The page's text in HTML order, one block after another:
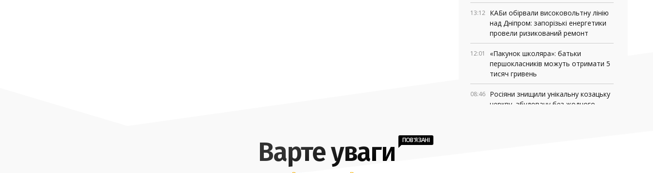
13:12 КАБи обірвали високовольтну лінію
над Дніпром: запорізькі енергетики
провели ризикований ремонт
12:01
«Пакунок школяра»: батьки
першокласників можуть отримати 5
тисяч гривень
08:46 Росіяни знищили унікальну козацьку
церкву, збудовану без жодного
Варте уваги ПОВ'ЯЗАНІ